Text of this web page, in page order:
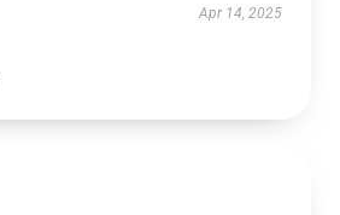
Apr 14, 2025